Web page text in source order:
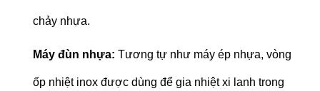
chảy nhựa.
Máy đùn nhựa: Tương tự như máy ép nhựa, vòng
ốp nhiệt inox được dùng để gia nhiệt xi lanh trong